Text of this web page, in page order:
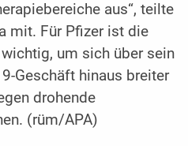
aus“, teilte
mit. Für Pfizer ist die
um sich über sein
Geschäft hinaus breiter
drohende
(rüm/APA)